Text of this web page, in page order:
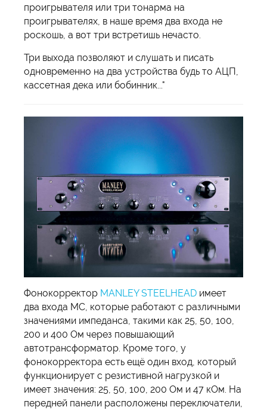
проигрывателя или три тонарма на
проигрывателях, в наше время два входа не
роскошь, а вот три встретишь нечасто.
Три выхода позволяют и слушать и писать
одновременно на два устройства будь то АЦП,
кассетная дека или бобинник..."
Фонокорректор MANLEY STEELHEAD имеет
два входа MC, которые работают с различными
значениями импеданса, такими как 25, 50, 100,
200 и 400 Ом через повышающий
автотрансформатор. Кроме того, у
фонокорректора есть ещё один вход, который
функционирует с резистивной нагрузкой и
имеет значения: 25, 50, 100, 200 Ом и 47 кОм. На
передней панели расположены переключатели,